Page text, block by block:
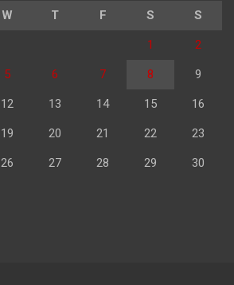
W T F S S
1 2
5 6 7 8 9
12 13 14 15 16
19 20 21 22 23
26 27 28 29 30